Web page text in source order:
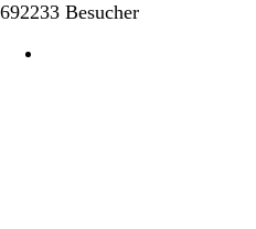
692233 Besucher